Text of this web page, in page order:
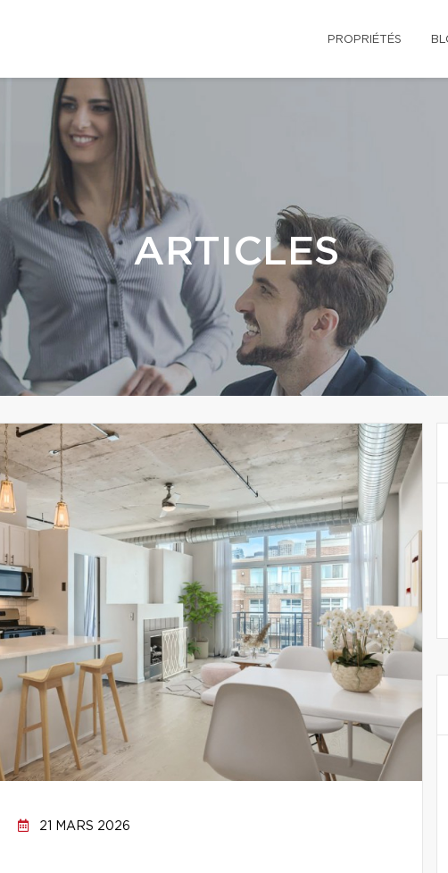
PROPRIÉTÉS
ARTICLES
21 MARS 2026